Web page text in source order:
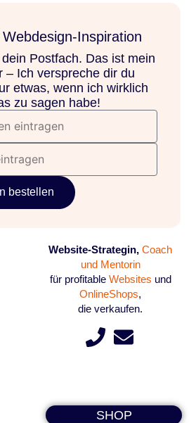
Inspiration​
Postfach. Das ist mein
– Ich verspreche dir du
etwas, wenn ich wirklich
zu sagen habe!
bestellen
Website-Strategin, Coach
und Mentorin
für profitable Websites und
OnlineShops,
die verkaufen.
SHOP